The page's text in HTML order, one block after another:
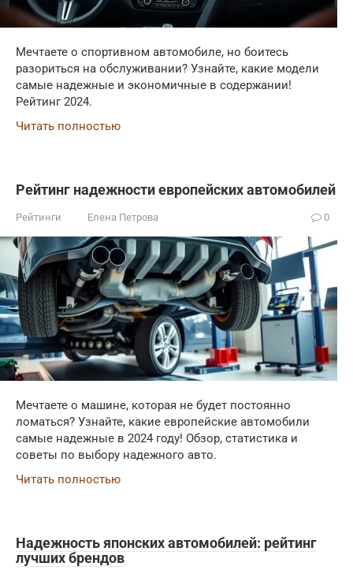
Мечтаете о спортивном автомобиле, но боитесь
разориться на обслуживании? Узнайте, какие модели
самые надежные и экономичные в содержании!
Рейтинг 2024.
Читать полностью
Рейтинг надежности европейских автомобилей
Рейтинги Елена Петрова 0
Мечтаете о машине, которая не будет постоянно
ломаться? Узнайте, какие европейские автомобили
самые надежные в 2024 году! Обзор, статистика и
советы по выбору надежного авто.
Читать полностью
Надежность японских автомобилей: рейтинг
лучших брендов